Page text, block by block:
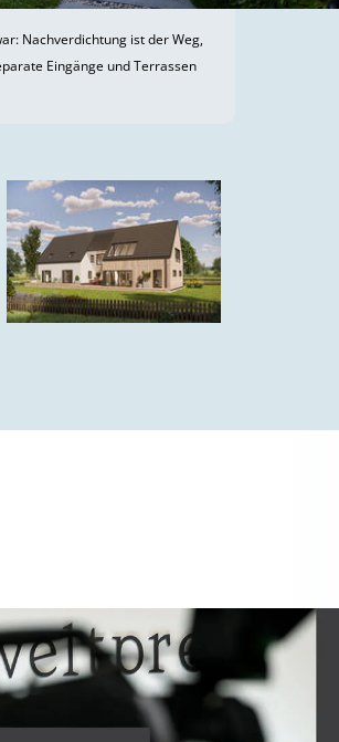
Nachverdichtung ist der Weg,
Eingänge und Terrassen